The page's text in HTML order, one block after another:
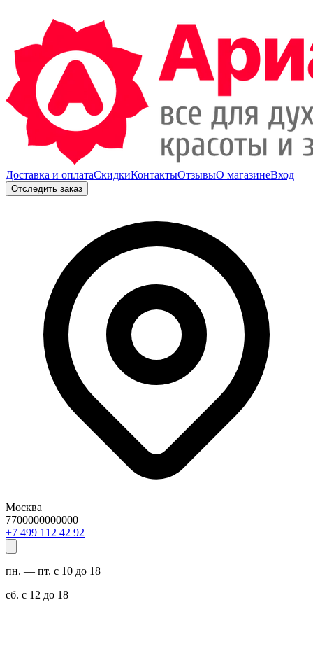
Доставка и оплатаСкидкиКонтактыОтзывыО магазинеВход
Отследить заказ
Москва
7700000000000
29 24 211 994 7+
пн. — пт. с 10 до 18
сб. с 12 до 18